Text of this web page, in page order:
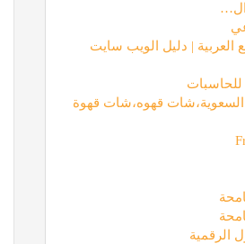
العربية | دليل الويب سايت
للحاسبات
قهوه،شات قهوة
الرقمية